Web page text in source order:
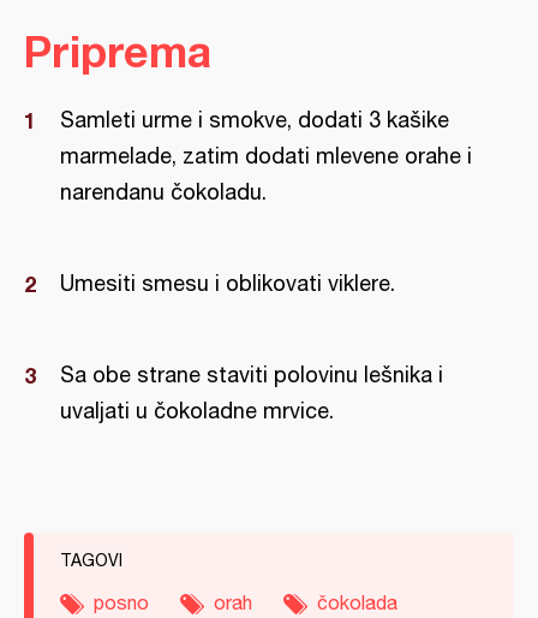
Priprema
Samleti urme i smokve, dodati 3 kašike
marmelade, zatim dodati mlevene orahe i
narendanu čokoladu.
Umesiti smesu i oblikovati viklere.
Sa obe strane staviti polovinu lešnika i
uvaljati u čokoladne mrvice.
TAGOVI
posno orah
čokolada